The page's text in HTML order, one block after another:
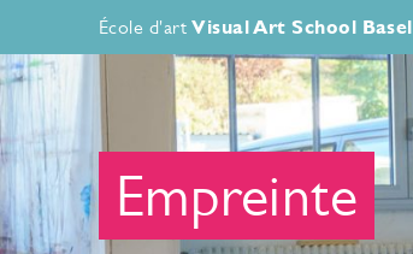
École d'artVisual Art School Basel
Empreinte